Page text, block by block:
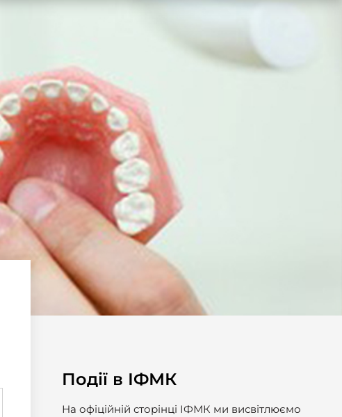
Події в ІФМК
На офіційній сторінці ІФМК ми висвітлюємо